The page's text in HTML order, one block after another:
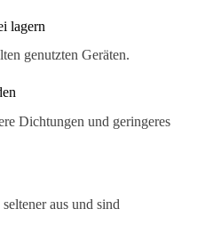
lagern
genutzten Geräten.
Dichtungen und geringeres
aus und sind